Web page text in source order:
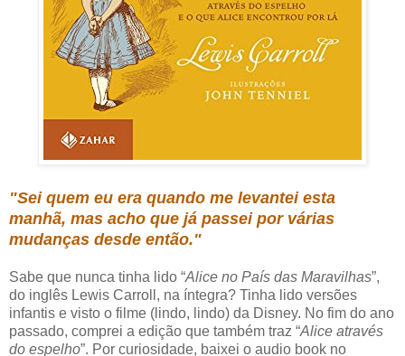
"Sei quem eu era quando me levantei esta
manhã, mas acho que já passei por várias
mudanças desde então."
Sabe que nunca tinha lido “Alice no País das Maravilhas”,
do inglês Lewis Carroll, na íntegra? Tinha lido versões
infantis e visto o filme (lindo, lindo) da Disney. No fim do ano
passado, comprei a edição que também traz “Alice através
do espelho”. Por curiosidade, baixei o audio book no